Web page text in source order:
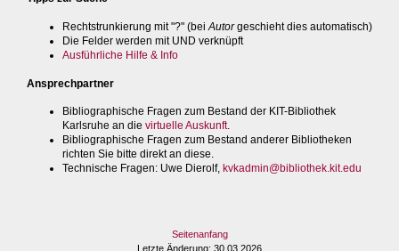
Rechtstrunkierung mit "?" (bei Autorgeschieht dies automatisch)
Die Felder werden mit UND verknüpft
Ausführliche Hilfe & Info
Ansprechpartner
Bibliographische Fragen zum Bestand der KIT-Bibliothek
Karlsruhe an die virtuelle Auskunft.
Bibliographische Fragen zum Bestand anderer Bibliotheken
richten Sie bitte direkt an diese.
Technische Fragen: Uwe Dierolf, kvkadmin@bibliothek.kit.edu
Seitenanfang
Letzte Änderung: 30.03.2026